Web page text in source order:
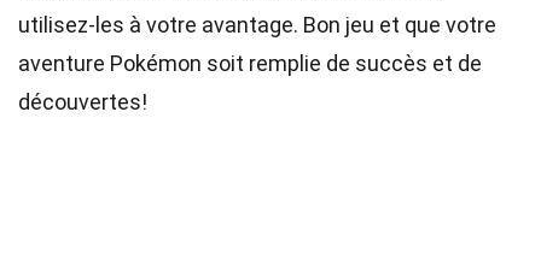
utilisez-les à votre avantage. Bon jeu et que votre
aventure Pokémon soit remplie de succès et de
découvertes!